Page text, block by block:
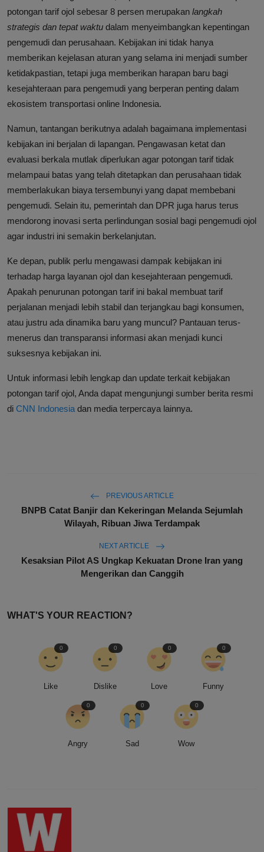
potongan tarif ojol sebesar 8 persen merupakan langkah
strategis dan tepat waktu dalam menyeimbangkan kepentingan
pengemudi dan perusahaan. Kebijakan ini tidak hanya
memberikan kejelasan aturan yang selama ini menjadi sumber
ketidakpastian, tetapi juga memberikan harapan baru bagi
kesejahteraan para pengemudi yang berperan penting dalam
ekosistem transportasi online Indonesia.
Namun, tantangan berikutnya adalah bagaimana implementasi
kebijakan ini berjalan di lapangan. Pengawasan ketat dan
evaluasi berkala mutlak diperlukan agar potongan tarif tidak
melampaui batas yang telah ditetapkan dan perusahaan tidak
memberlakukan biaya tersembunyi yang dapat membebani
pengemudi. Selain itu, pemerintah dan DPR juga harus terus
mendorong inovasi serta perlindungan sosial bagi pengemudi ojol
agar industri ini semakin berkelanjutan.
Ke depan, publik perlu mengawasi dampak kebijakan ini
terhadap harga layanan ojol dan kesejahteraan pengemudi.
Apakah penurunan potongan tarif ini bakal membuat tarif
perjalanan menjadi lebih stabil dan terjangkau bagi konsumen,
atau justru ada dinamika baru yang muncul? Pantauan terus-
menerus dan transparansi informasi akan menjadi kunci
suksesnya kebijakan ini.
Untuk informasi lebih lengkap dan update terkait kebijakan
potongan tarif ojol, Anda dapat mengunjungi sumber berita resmi
di CNN Indonesia dan media terpercaya lainnya.
PREVIOUS ARTICLE
BNPB Catat Banjir dan Kekeringan Melanda Sejumlah
Wilayah, Ribuan Jiwa Terdampak
NEXT ARTICLE
Kesaksian Pilot AS Ungkap Kekuatan Drone Iran yang
Mengerikan dan Canggih
WHAT'S YOUR REACTION?
Like
0
Dislike
0
Love
0
Funny
0
Angry
0
Sad
0
Wow
0